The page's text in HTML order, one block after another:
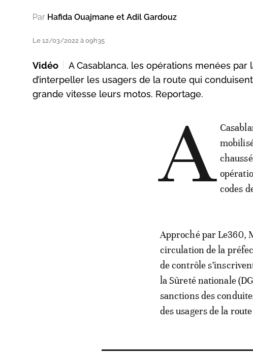
Par Hafida Ouajmane et Adil Gardouz
Le 12/03/2022 à 09h35
Vidéo
A Casablanca, les opérations menées
d’interpeller les usagers de la route qui
grande vitesse leurs motos. Reportage.
A codes
Approché par Le360,
circulation de la
de contrôle
la Sûreté nationale
sanctions des
des usagers de la